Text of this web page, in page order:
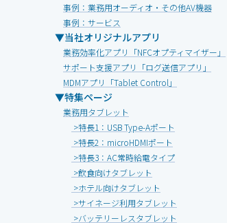
事例：業務用オーディオ・その他AV機器
事例：サービス
▼当社オリジナルアプリ
業務効率化アプリ「NFCオプティマイザー」
サポート支援アプリ「ログ送信アプリ」
MDMアプリ「Tablet Control」
▼特集ページ
業務用タブレット
>特長1：USB Type-Aポート
>特長2：microHDMIポート
>特長3：AC常時給電タイプ
>飲食向けタブレット
>ホテル向けタブレット
>サイネージ利用タブレット
>バッテリーレスタブレット